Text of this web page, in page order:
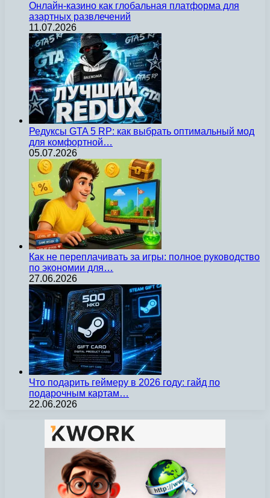
Онлайн-казино как глобальная платформа для
азартных развлечений
11.07.2026
Редуксы GTA 5 RP: как выбрать оптимальный мод
для комфортной…
05.07.2026
Как не переплачивать за игры: полное руководство
по экономии для…
27.06.2026
Что подарить геймеру в 2026 году: гайд по
подарочным картам…
22.06.2026